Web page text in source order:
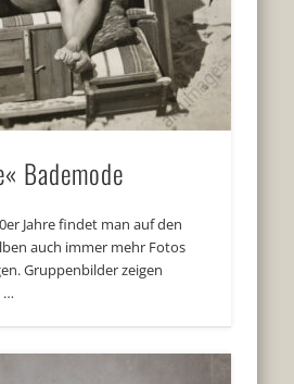
Bademode
Jahre findet man auf den
auch immer mehr Fotos
Gruppenbilder zeigen
…